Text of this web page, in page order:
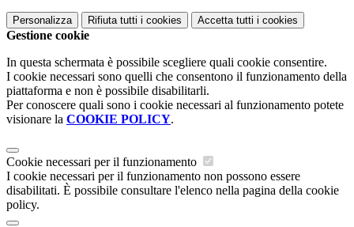
Personalizza Rifiuta tutti i cookies Accetta tutti i cookies
Gestione cookie
In questa schermata è possibile scegliere quali cookie consentire.
I cookie necessari sono quelli che consentono il funzionamento della
piattaforma e non è possibile disabilitarli.
Per conoscere quali sono i cookie necessari al funzionamento potete
visionare la COOKIE POLICY.
Cookie necessari per il funzionamento
I cookie necessari per il funzionamento non possono essere
disabilitati. È possibile consultare l'elenco nella pagina della cookie
policy.